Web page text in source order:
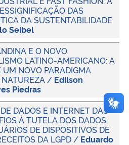
DAS
DA SUSTENTABILIDADE
Seibel
E O NOVO
LATINO-AMERICANO: A
NOVO PARADIGMA
NATUREZA / Edilson
Piedras
DADOS E INTERNET DAS
À TUTELA DOS DADOS
DE DISPOSITIVOS DE
DA LGPD / Eduardo